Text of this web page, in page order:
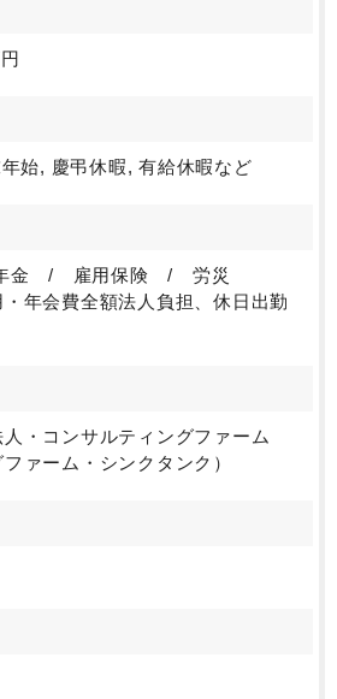
始, 慶弔休暇, 有給休暇など
金 / 雇用保険 / 労災
年会費全額法人負担、休日出勤
・コンサルティングファーム
ァーム・シンクタンク）